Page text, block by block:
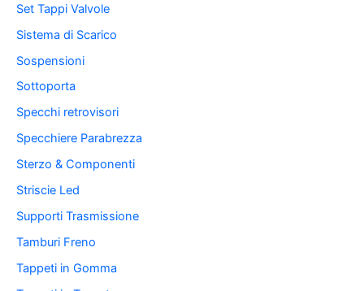
Set Tappi Valvole
Sistema di Scarico
Sospensioni
Sottoporta
Specchi retrovisori
Specchiere Parabrezza
Sterzo & Componenti
Striscie Led
Supporti Trasmissione
Tamburi Freno
Tappeti in Gomma